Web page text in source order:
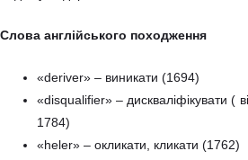
Слова англійського походження
«deriver» – виникати (1694)
«disqualifier» – дискваліфікувати (
1784)
«heler» – окликати, кликати (1762)